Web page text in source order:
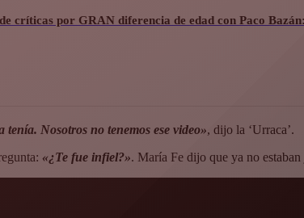
críticas por GRAN diferencia de edad con Paco
Nosotros no tenemos ese video», dijo la ‘Urraca’.
«¿Te fue infiel?». María Fe dijo que ya no